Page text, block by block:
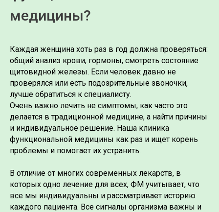
медицины?
Каждая женщина хоть раз в год должна проверяться:
общий анализ крови, гормоны, смотреть состояние
щитовидной железы. Если человек давно не
проверялся или есть подозрительные звоночки,
лучше обратиться к специалисту.
Очень важно лечить не симптомы, как часто это
делается в традиционной медицине, а найти причины
и индивидуальное решение. Наша клиника
функциональной медицины как раз и ищет корень
проблемы и помогает их устранить.
В отличие от многих современных лекарств, в
которых одно лечение для всех, ФМ учитывает, что
все мы индивидуальны и рассматривает историю
каждого пациента. Все сигналы организма важны и